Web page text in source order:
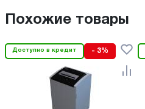
Похожие товары
Доступно в кредит - 3%